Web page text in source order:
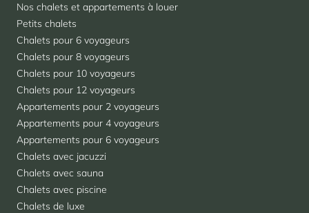
Nos chalets et appartements à louer
Petits chalets
Chalets pour 6 voyageurs
Chalets pour 8 voyageurs
Chalets pour 10 voyageurs
Chalets pour 12 voyageurs
Appartements pour 2 voyageurs
Appartements pour 4 voyageurs
Appartements pour 6 voyageurs
Chalets avec jacuzzi
Chalets avec sauna
Chalets avec piscine
Chalets de luxe